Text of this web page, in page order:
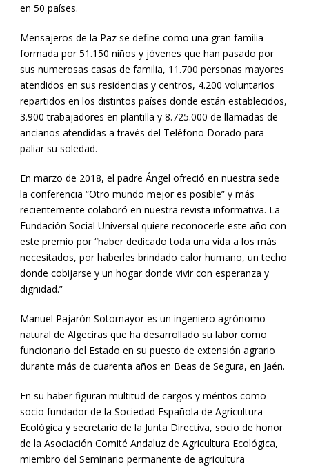
en 50 países.
Mensajeros de la Paz se define como una gran familia
formada por 51.150 niños y jóvenes que han pasado por
sus numerosas casas de familia, 11.700 personas mayores
atendidos en sus residencias y centros, 4.200 voluntarios
repartidos en los distintos países donde están establecidos,
3.900 trabajadores en plantilla y 8.725.000 de llamadas de
ancianos atendidas a través del Teléfono Dorado para
paliar su soledad.
En marzo de 2018, el padre Ángel ofreció en nuestra sede
la conferencia “Otro mundo mejor es posible” y más
recientemente colaboró en nuestra revista informativa. La
Fundación Social Universal quiere reconocerle este año con
este premio por “haber dedicado toda una vida a los más
necesitados, por haberles brindado calor humano, un techo
donde cobijarse y un hogar donde vivir con esperanza y
dignidad.”
Manuel Pajarón Sotomayor es un ingeniero agrónomo
natural de Algeciras que ha desarrollado su labor como
funcionario del Estado en su puesto de extensión agrario
durante más de cuarenta años en Beas de Segura, en Jaén.
En su haber figuran multitud de cargos y méritos como
socio fundador de la Sociedad Española de Agricultura
Ecológica y secretario de la Junta Directiva, socio de honor
de la Asociación Comité Andaluz de Agricultura Ecológica,
miembro del Seminario permanente de agricultura